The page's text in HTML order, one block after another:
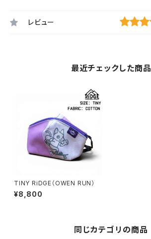
レビュー
最近チェックした商品
TINY RiDGE（OWEN RUN）
¥8,800
同じカテゴリの商品